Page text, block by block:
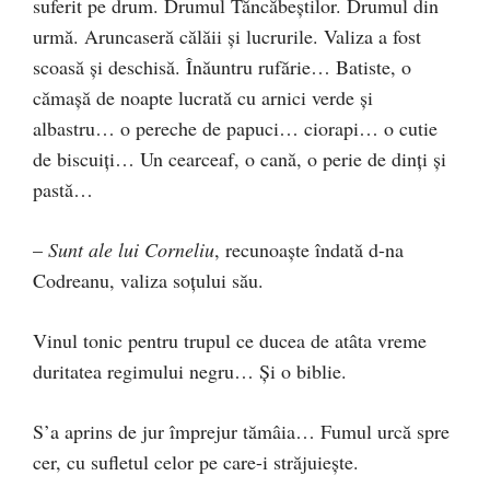
urmă. Aruncaseră călăii şi lucrurile. Valiza a fost
scoasă şi deschisă. Înăuntru rufărie… Batiste, o
cămaşă de noapte lucrată cu arnici verde şi
albastru… o pereche de papuci… ciorapi… o cutie
de biscuiţi… Un cearceaf, o cană, o perie de dinţi şi
pastă…
– Sunt ale lui Corneliu, recunoaşte îndată d-na
Codreanu, valiza soţului său.
Vinul tonic pentru trupul ce ducea de atâta vreme
duritatea regimului negru… Şi o biblie.
S’a aprins de jur împrejur tămâia… Fumul urcă spre
cer, cu sufletul celor pe care-i străjuieşte.